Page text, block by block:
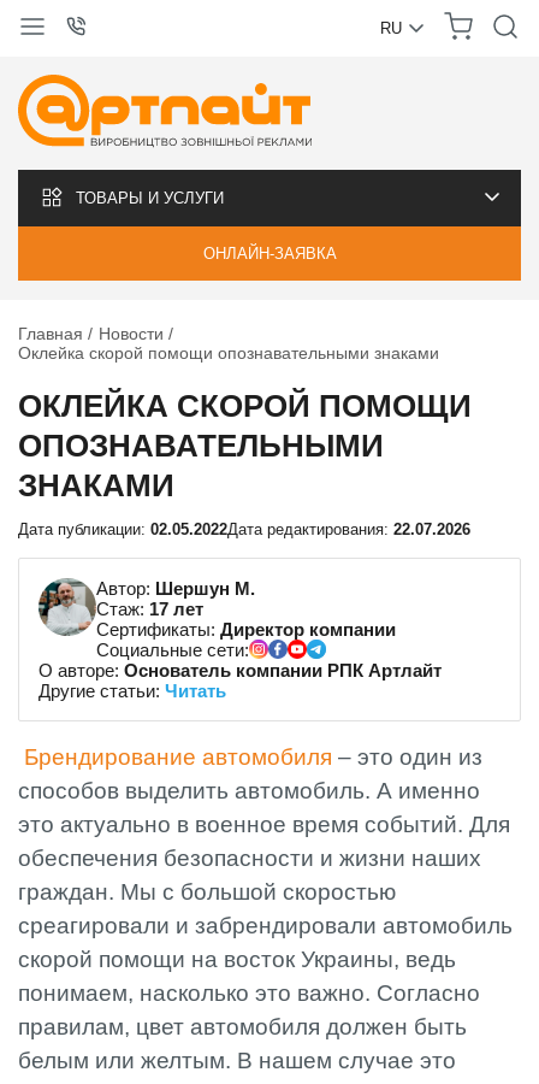
RU
ТОВАРЫ И УСЛУГИ
ОНЛАЙН-ЗАЯВКА
Главная
Новости
Оклейка скорой помощи опознавательными знаками
ОКЛЕЙКА СКОРОЙ ПОМОЩИ
ОПОЗНАВАТЕЛЬНЫМИ
ЗНАКАМИ
Дата публикации: 02.05.2022Дата редактирования: 22.07.2026
Автор: Шершун М.
Стаж: 17 лет
Сертификаты: Директор компании
Социальные сети:
О авторе: Основатель компании РПК Артлайт
Другие статьи: Читать
Брендирование автомобиля – это один из
способов выделить автомобиль. А именно
это актуально в военное время событий. Для
обеспечения безопасности и жизни наших
граждан. Мы с большой скоростью
среагировали и забрендировали автомобиль
скорой помощи на восток Украины, ведь
понимаем, насколько это важно. Согласно
правилам, цвет автомобиля должен быть
белым или желтым. В нашем случае это